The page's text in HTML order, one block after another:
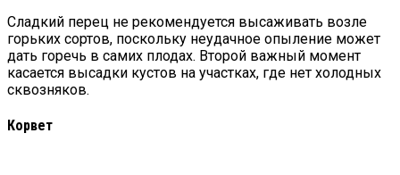
Сладкий перец не рекомендуется высаживать возле
горьких сортов, поскольку неудачное опыление может
дать горечь в самих плодах. Второй важный момент
касается высадки кустов на участках, где нет холодных
сквозняков.
Корвет